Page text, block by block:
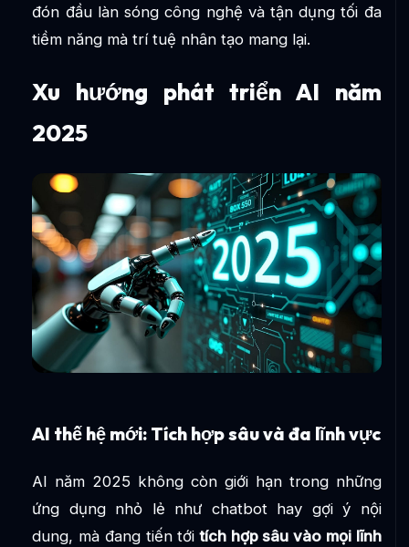
đón đầu làn sóng công nghệ và tận dụng tối đa
tiềm năng mà trí tuệ nhân tạo mang lại.
Xu hướng phát triển AI năm
2025
AI thế hệ mới: Tích hợp sâu và đa lĩnh vực
AI năm 2025 không còn giới hạn trong những
ứng dụng nhỏ lẻ như chatbot hay gợi ý nội
dung, mà đang tiến tớitích hợp sâu vào mọi lĩnh